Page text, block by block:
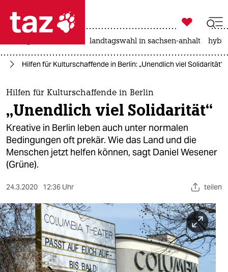
 taz zahl ich
taz zahl ich
themen
politik
öko
gesellschaft
kultur
sport
berlin
nord

taz zahl ich
landtagswahl in sachsen-anhalt
Hilfen für Kulturschaffende in Berlin: „Unendlich viel Solidarität“
Hilfen für Kulturschaffende in Berlin
„Unendlich viel Solidarität“
Kreative in Berlin leben auch unter normalen
Bedingungen oft prekär. Wie das Land und die
Menschen jetzt helfen können, sagt Daniel Wesener
(Grüne).
24.3.2020 12:36 Uhr teilen